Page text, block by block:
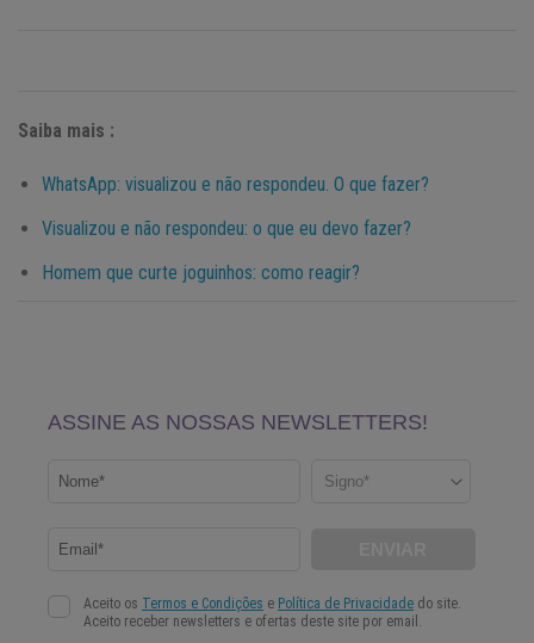
Saiba mais :
WhatsApp: visualizou e não respondeu. O que fazer?
Visualizou e não respondeu: o que eu devo fazer?
Homem que curte joguinhos: como reagir?